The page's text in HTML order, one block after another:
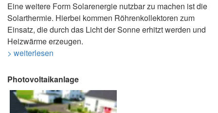
Eine weitere Form Solarenergie nutzbar zu machen ist die
Solarthermie. Hierbei kommen Röhrenkollektoren zum
Einsatz, die durch das Licht der Sonne erhitzt werden und
Heizwärme erzeugen.
> weiterlesen
Photovoltaikanlage